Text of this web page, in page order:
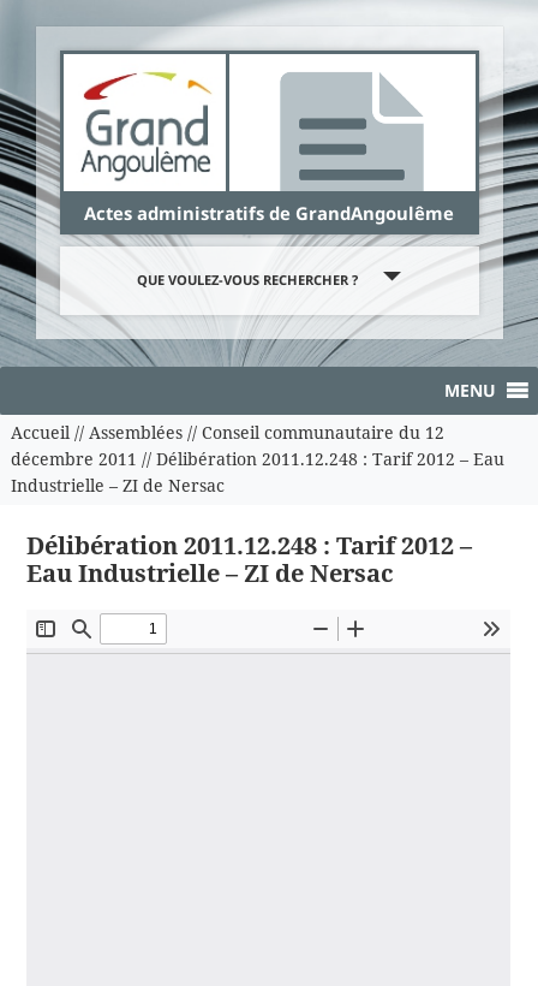
Actes administratifs de GrandAngoulême
QUE VOULEZ-VOUS RECHERCHER ?
MENU
Accueil// Assemblées// Conseil communautaire du 12
décembre 2011 // Délibération 2011.12.248 : Tarif 2012 – Eau
Industrielle – ZI de Nersac
Délibération 2011.12.248 : Tarif 2012 –
Eau Industrielle – ZI de Nersac
Panneau de gestion des cookies